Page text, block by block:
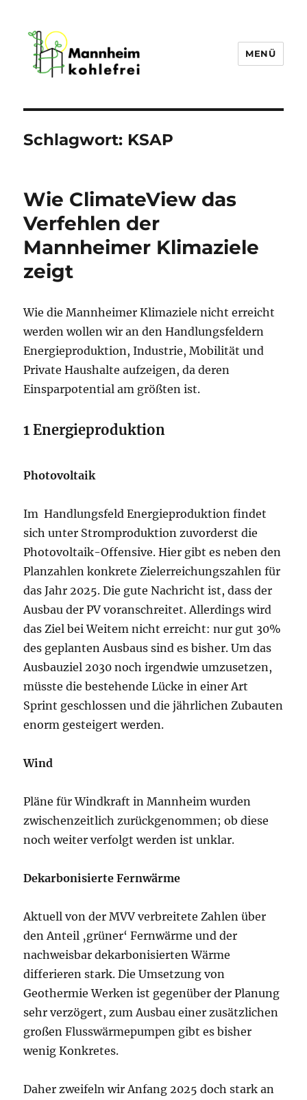
MENÜ
Schlagwort: KSAP
Wie ClimateView das
Verfehlen der
Mannheimer Klimaziele
zeigt
Wie die Mannheimer Klimaziele nicht erreicht
werden wollen wir an den Handlungsfeldern
Energieproduktion, Industrie, Mobilität und
Private Haushalte aufzeigen, da deren
Einsparpotential am größten ist.
1 Energieproduktion
Photovoltaik
Im Handlungsfeld Energieproduktion findet
sich unter Stromproduktion zuvorderst die
Photovoltaik-Offensive. Hier gibt es neben den
Planzahlen konkrete Zielerreichungszahlen für
das Jahr 2025. Die gute Nachricht ist, dass der
Ausbau der PV voranschreitet. Allerdings wird
das Ziel bei Weitem nicht erreicht: nur gut 30%
des geplanten Ausbaus sind es bisher. Um das
Ausbauziel 2030 noch irgendwie umzusetzen,
müsste die bestehende Lücke in einer Art
Sprint geschlossen und die jährlichen Zubauten
enorm gesteigert werden.
Wind
Pläne für Windkraft in Mannheim wurden
zwischenzeitlich zurückgenommen; ob diese
noch weiter verfolgt werden ist unklar.
Dekarbonisierte Fernwärme
Aktuell von der MVV verbreitete Zahlen über
den Anteil ‚grüner‘ Fernwärme und der
nachweisbar dekarbonisierten Wärme
differieren stark. Die Umsetzung von
Geothermie Werken ist gegenüber der Planung
sehr verzögert, zum Ausbau einer zusätzlichen
großen Flusswärmepumpen gibt es bisher
wenig Konkretes.
Daher zweifeln wir Anfang 2025 doch stark an